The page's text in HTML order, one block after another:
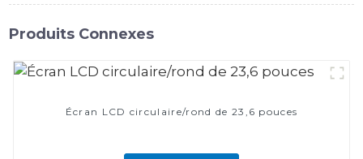
Produits Connexes
Écran LCD circulaire/rond de 23,6 pouces